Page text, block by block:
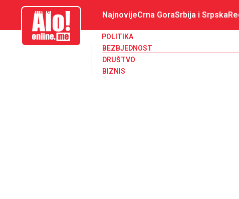
aloonline.me NajnovijeCrna GoraSrbija i Srpska
POLITIKA
BEZBJEDNOST
DRUŠTVO
BIZNIS